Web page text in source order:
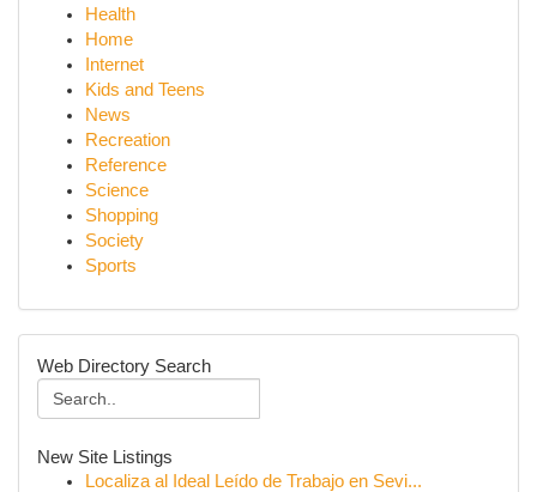
Health
Home
Internet
Kids and Teens
News
Recreation
Reference
Science
Shopping
Society
Sports
Web Directory Search
New Site Listings
Localiza al Ideal Leído de Trabajo en Sevi...